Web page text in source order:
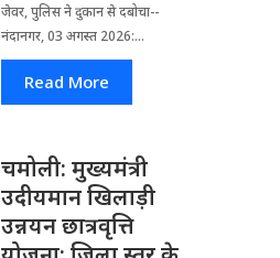
जेवर, पुलिस ने दुकान से दबोचा--
नंदानगर, 03 अगस्त 2026:...
Read More
चमोली: मुख्यमंत्री
उदीयमान खिलाड़ी
उन्नयन छात्रवृत्ति